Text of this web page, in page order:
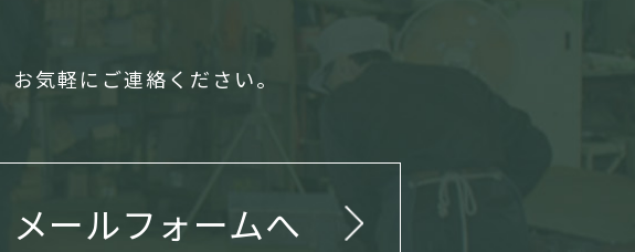
お気軽にご連絡ください。
メールフォームへ